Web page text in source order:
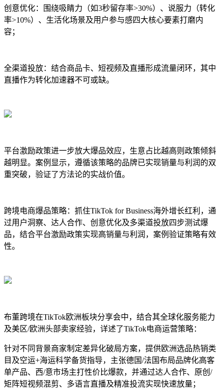
创意优化：围绕吸睛力（如3秒留存率>30%）、说服力（转化
率>10%）、生活化场景及用户参与感四大核心要素打磨内
容；
全渠道投放：结合商品卡、短视频及直播形成流量闭环，其中
直播作为转化加速器不可或缺。
平台激励政策进一步放大爆品效应，生意占比越高则政策倾斜
越明显。案例显示，遵循该策略的品牌已实现销量与利润的双
重突破，验证了方法论的实战价值。
跨境电商爆品策略：抓住TikTok for Business海外增长红利，通
过用户洞察、达人合作、创意优化及多渠道投放四步测试爆
品，结合平台激励政策实现高销量与利润，案例验证策略有效
性。
布董跨境在TikTok欧洲板块分享会中，结合其全球化服务能力
及美区/欧洲头部卖家经验，详述了TikTok电商运营策略：
针对不同背景商家制定差异化破局方案，提供欧洲选品热销类
目及空运+海运科学备货指导，主张德国/法国布局品牌化高客
单产品、西/意市场主打性价比爆款，并通过达人合作、原创/
矩阵短视频混剪、多语言直播及精准投流实现快速放量；